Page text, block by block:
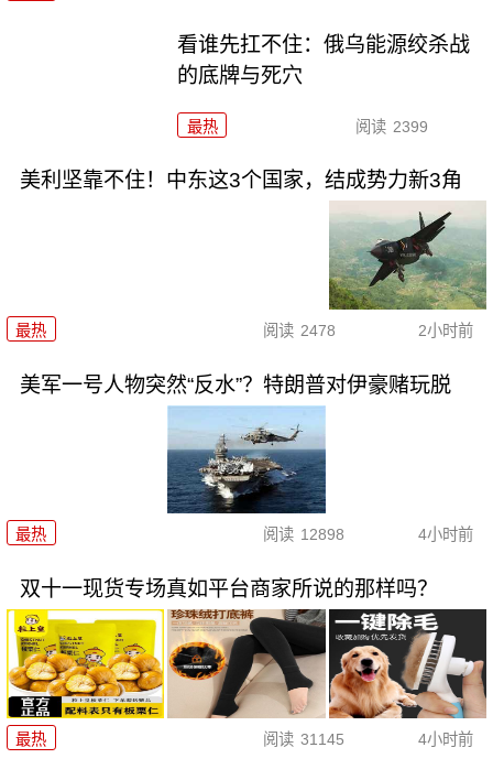
看谁先扛不住：俄乌能源绞杀战
的底牌与死穴
最热 阅读 2399
美利坚靠不住！中东这3个国家，结成势力新3角
最热 阅读 2478 2小时前
美军一号人物突然“反水”？特朗普对伊豪赌玩脱
最热 阅读 12898 4小时前
双十一现货专场真如平台商家所说的那样吗？
最热 阅读 31145 4小时前